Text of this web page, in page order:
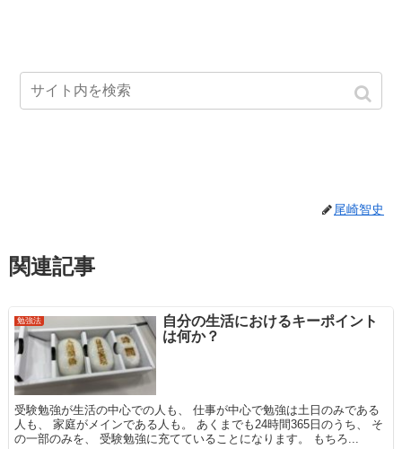
尾崎智史
関連記事
勉強法
自分の生活におけるキーポイント
は何か？
受験勉強が生活の中心での人も、 仕事が中心で勉強は土日のみである
人も、 家庭がメインである人も。 あくまでも24時間365日のうち、 そ
の一部のみを、 受験勉強に充てていることになります。 もちろ...